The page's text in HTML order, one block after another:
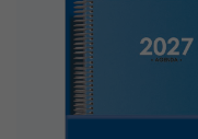
Página
uds.
Página
–
14,5
x